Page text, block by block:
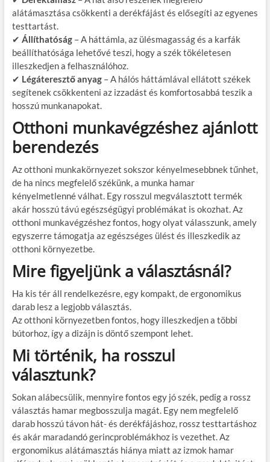
alátámasztása csökkenti a derékfájást és elősegíti az egyenes
testtartást.
✔ Állíthatóság– A háttámla, az ülésmagasság és a karfák
beállíthatósága lehetővé teszi, hogy a szék tökéletesen
illeszkedjen a felhasználóhoz.
✔ Légáteresztő anyag– A hálós háttámlával ellátott székek
segítenek csökkenteni az izzadást és komfortosabbá teszik a
hosszú munkanapokat.
Otthoni munkavégzéshez ajánlott
berendezés
Az otthoni munkakörnyezet sokszor kényelmesebbnek tűnhet,
de ha nincs megfelelő székünk, a munka hamar
kényelmetlenné válhat. Egy rosszul megválasztott termék
akár hosszú távú egészségügyi problémákat is okozhat. Az
otthoni munkavégzéshez fontos, hogy olyat válasszunk, amely
egyszerre támogatja az egészséges ülést és illeszkedik az
otthoni környezetbe.
Mire figyeljünk a választásnál?
Ha kis tér áll rendelkezésre, egy kompakt, de ergonomikus
darab lesz a legjobb választás.
Az otthoni környezetben fontos, hogy illeszkedjen a többi
bútorhoz, így a dizájn is döntő szempont lehet.
Mi történik, ha rosszul
választunk?
Sokan alábecsülik, mennyire fontos egy jó szék, pedig a rossz
választás hamar megbosszulja magát. Egy nem megfelelő
darab hosszú távon hát- és derékfájáshoz, rossz testtartáshoz
és akár maradandó gerincproblémákhoz is vezethet. Az
ergonomikus alátámasztás hiánya miatt az izmok hamar